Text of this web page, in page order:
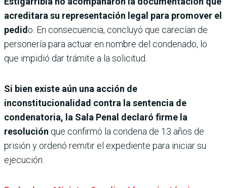
acreditara su representación legal para promover el
pedido. En consecuencia, concluyó que carecían de
personería para actuar en nombre del condenado, lo
que impidió dar trámite a la solicitud.
Si bien existe aún una acción de
inconstitucionalidad contra la sentencia de
condenatoria, la Sala Penal declaró firme la
resolución que confirmó la condena de 13 años de
prisión y ordenó remitir el expediente para iniciar su
ejecución.